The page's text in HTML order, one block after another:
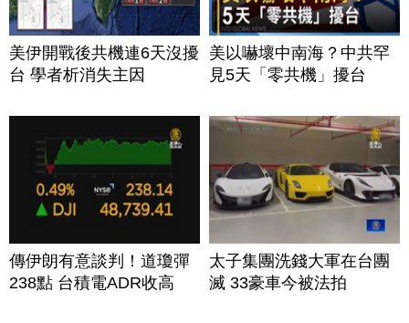
美伊開戰後共機連6天沒擾
台 學者析消失主因
美以嚇壞中南海？中共罕
見5天「零共機」擾台
傳伊朗有意談判！道瓊彈
238點 台積電ADR收高
太子集團洗錢大軍在台團
滅 33豪車今被法拍